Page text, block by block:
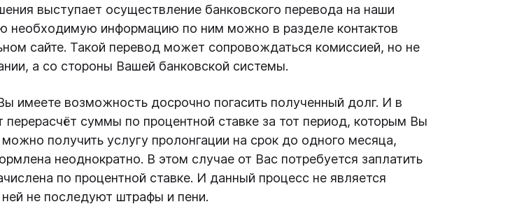
выступает осуществление банковского перевода на наши
необходимую информацию по ним можно в разделе контактов
сайте. Такой перевод может сопровождаться комиссией, но не
а со стороны Вашей банковской системы.
имеете возможность досрочно погасить полученный долг. И в
перерасчёт суммы по процентной ставке за тот период, которым Вы
получить услугу пролонгации на срок до одного месяца,
неоднократно. В этом случае от Вас потребуется заплатить
по процентной ставке. И данный процесс не является
не последуют штрафы и пени.